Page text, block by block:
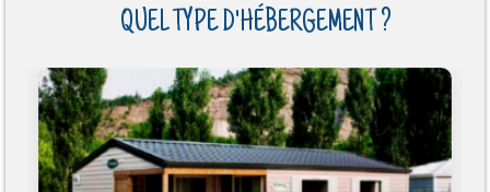
QUEL TYPE D'HÉBERGEMENT ?